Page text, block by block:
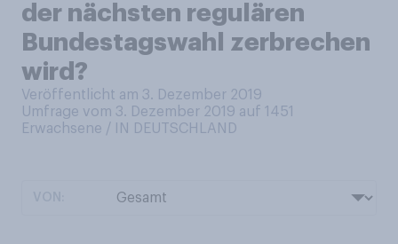
der nächsten regulären
Bundestagswahl zerbrechen
wird?
Veröffentlicht am 3. Dezember 2019
Umfrage vom 3. Dezember 2019 auf 1451
Erwachsene / IN DEUTSCHLAND